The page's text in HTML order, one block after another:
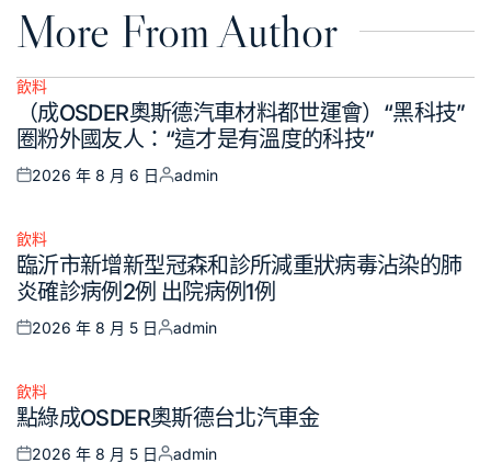
More From Author
Posted
飲料
（成OSDER奧斯德汽車材料都世運會）“黑科技”
圈粉外國友人：“這才是有溫度的科技”
Posted
2026 年 8 月 6 日
Posted
admin
Posted
in
飲料
臨沂市新增新型冠森和診所減重狀病毒沾染的肺
炎確診病例2例 出院病例1例
Posted
2026 年 8 月 5 日
Posted
admin
Posted
in
飲料
點綠成OSDER奧斯德台北汽車金
2026 年 8 月 5 日 admin